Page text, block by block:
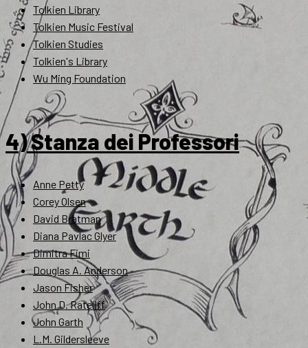
Tolkien Library
Tolkien Music Festival
Tolkien Studies
Tolkien's Library
Wu Ming Foundation
4) Stanza dei Professori
Anne Petty
Corey Olsen
David Bratman
Diana Pavlac Glyer
Dimitra Fimi
Douglas A. Anderson
Jason Fisher
John D. Rateliff
John Garth
L.M. Gildersleeve